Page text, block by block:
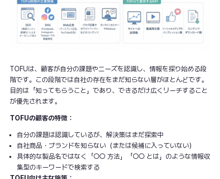
TOFUは、顧客が自分の課題やニーズを認識し、情報を探り始める段
階です。この段階では自社の存在をまだ知らない層がほとんどです。
目的は「知ってもらうこと」であり、できるだけ広くリーチすること
が優先されます。
TOFUの顧客の特徴：
自分の課題は認識しているが、解決策はまだ探索中
自社商品・ブランドを知らない（または候補に入っていない）
具体的な製品名ではなく「○○ 方法」「○○ とは」のような情報収
集型のキーワードで検索する